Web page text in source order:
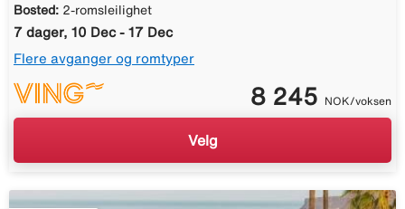
Bosted: 2-romsleilighet
7 dager, 10 Dec - 17 Dec
Flere avganger og romtyper
8 245 NOK/voksen
Velg